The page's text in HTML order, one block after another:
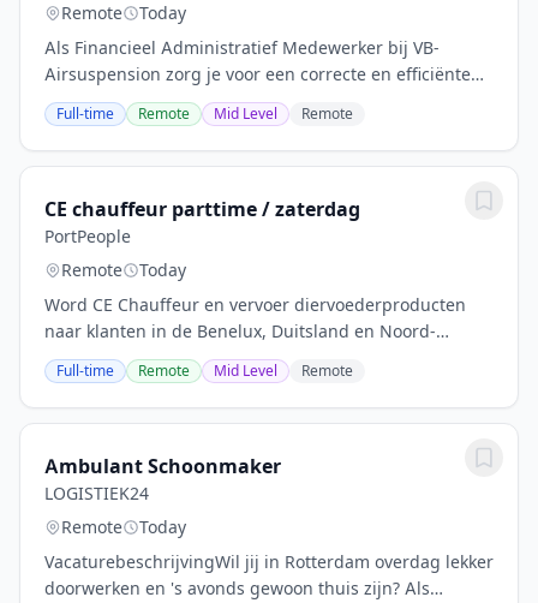
Remote
Today
Als Financieel Administratief Medewerker bij VB-
Airsuspension zorg je voor een correcte en efficiënte
financiële administratie. Je verwerkt financiële
gegevens, ondersteunt bij maandafsluitingen en...
Full-time Remote Mid Level Remote
CE chauffeur parttime / zaterdag
PortPeople
Remote
Today
Word CE Chauffeur en vervoer diervoederproducten
naar klanten in de Benelux, Duitsland en Noord-
Frankrijk. In deze functie als CE Chauffeur speel je een
cruciale rol in het leveren van vochtrijke...
Full-time Remote Mid Level Remote
Ambulant Schoonmaker
LOGISTIEK24
Remote
Today
VacaturebeschrijvingWil jij in Rotterdam overdag lekker
doorwerken en 's avonds gewoon thuis zijn? Als